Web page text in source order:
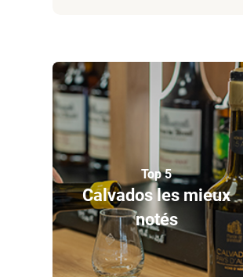
Top 5
Calvados les mieux
notés